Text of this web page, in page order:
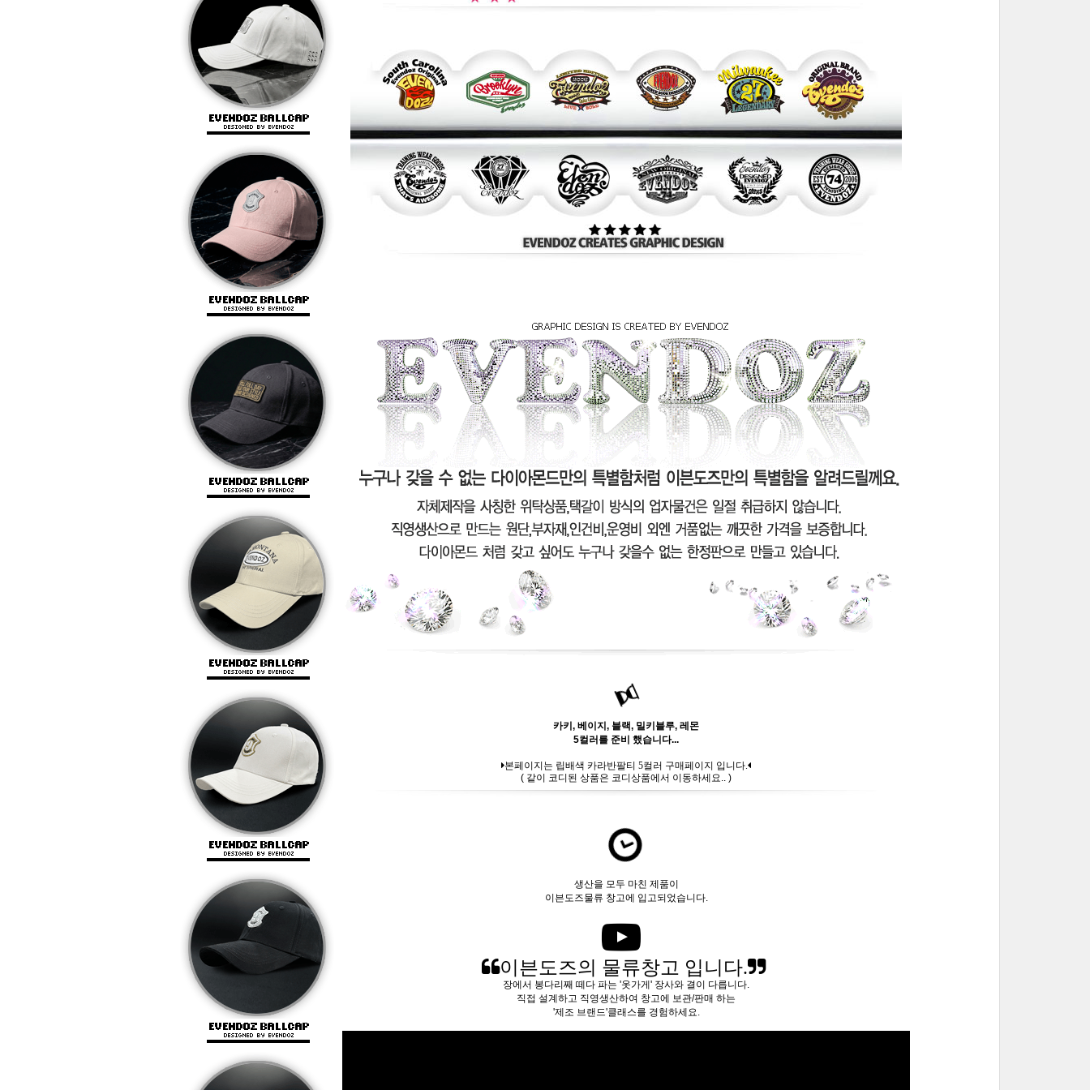
카키, 베이지, 블랙, 밀키블루, 레몬
5컬러를 준비 했습니다...
본페이지는 립배색 카라반팔티 5컬러 구매페이지 입니다.
( 같이 코디된 상품은 코디상품에서 이동하세요.. )
생산을 모두 마친 제품이
이븐도즈물류 창고에 입고되었습니다.
이븐도즈의 물류창고 입니다.
장에서 봉다리째 떼다 파는 '옷가게' 장사와 결이 다릅니다.
직접 설계하고 직영생산하여 창고에 보관/판매 하는
'제조 브랜드'클래스를 경험하세요.